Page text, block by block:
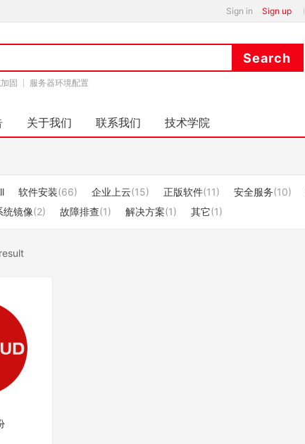
Sign in Sign up
固 服务器环境配置
关于我们 联系我们 技术学院
软件安装(66) 企业上云(15) 正版软件(11) 安全服务(10)
统镜像(2) 故障排查(1) 解决方案(1) 其它(1)